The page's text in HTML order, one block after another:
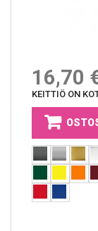
16,70
KEITTIÖ ON